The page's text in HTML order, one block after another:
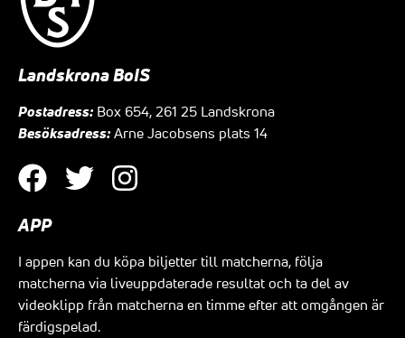
Landskrona BoIS
Postadress: Box 654, 261 25 Landskrona
Besöksadress: Arne Jacobsens plats 14
APP
I appen kan du köpa biljetter till matcherna, följa
matcherna via liveuppdaterade resultat och ta del av
videoklipp från matcherna en timme efter att omgången är
färdigspelad.